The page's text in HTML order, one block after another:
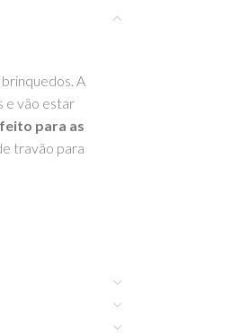
A
e vão estar
para as
travão para